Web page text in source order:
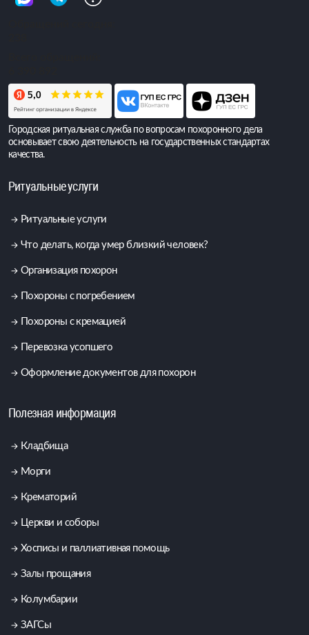
Городская ритуальная служба по вопросам похоронного дела
основывает свою деятельность на государственных стандартах
качества.
Ритуальные услуги
Ритуальные услуги
Что делать, когда умер близкий человек?
Организация похорон
Похороны с погребением
Похороны с кремацией
Перевозка усопшего
Оформление документов для похорон
Полезная информация
Кладбища
Морги
Крематорий
Церкви и соборы
Хосписы и паллиативная помощь
Залы прощания
Колумбарии
ЗАГСы